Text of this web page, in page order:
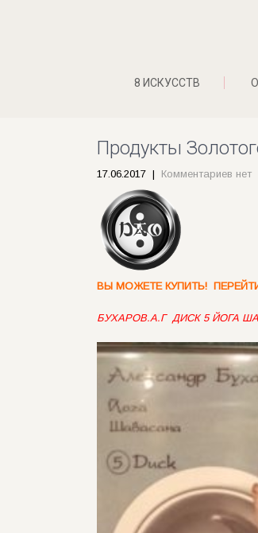
8 ИСКУССТВ
Продукты
17.06.2017 | Комментариев нет
ВЫ МОЖЕТЕ КУПИТЬ!
БУХАРОВ.А.Г ДИСК 5 ЙОГА